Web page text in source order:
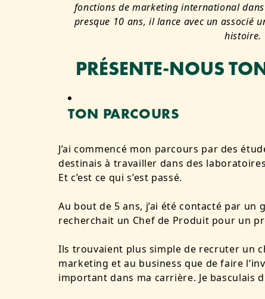
fonctions de marketing international
presque 10 ans, il lance avec un associé
histoire.
PRÉSENTE-NOUS
TON PARCOURS
J’ai commencé mon parcours par des
destinais à travailler dans des
Et c’est ce qui s’est passé.
Au bout de 5 ans, j’ai été contacté par
recherchait un Chef de Produit pour un
Ils trouvaient plus simple de recruter un
marketing et au business que de faire
important dans ma carrière. Je basculais